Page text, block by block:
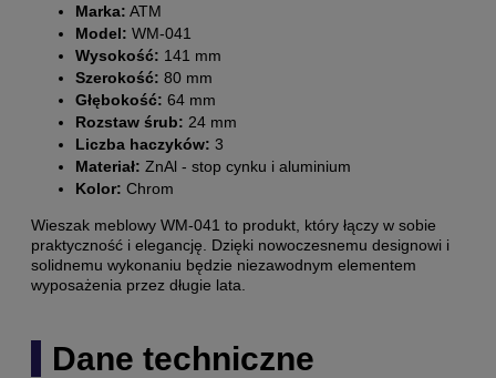
Marka: ATM
Model: WM-041
Wysokość: 141 mm
Szerokość: 80 mm
Głębokość: 64 mm
Rozstaw śrub: 24 mm
Liczba haczyków: 3
Materiał: ZnAl - stop cynku i aluminium
Kolor: Chrom
Wieszak meblowy WM-041 to produkt, który łączy w sobie
praktyczność i elegancję. Dzięki nowoczesnemu designowi i
solidnemu wykonaniu będzie niezawodnym elementem
wyposażenia przez długie lata.
Dane techniczne